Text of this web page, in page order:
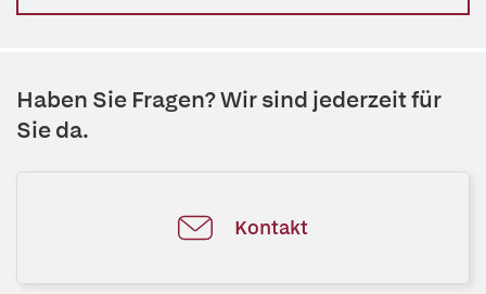
Haben Sie Fragen? Wir sind jederzeit für
Sie da.
Kontakt